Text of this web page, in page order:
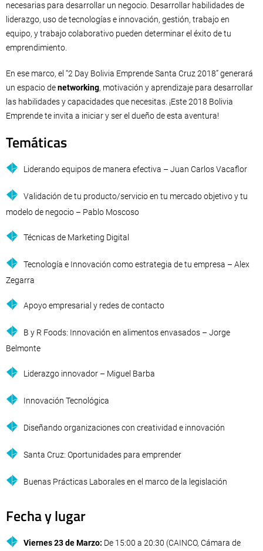
necesarias para desarrollar un negocio. Desarrollar habilidades de
liderazgo, uso de tecnologías e innovación, gestión, trabajo en
equipo, y trabajo colaborativo pueden determinar el éxito de tu
emprendimiento.
En ese marco, el “2 Day Bolivia Emprende Santa Cruz 2018” generará
un espacio denetworking, motivación y aprendizaje para desarrollar
las habilidades y capacidades que necesitas. ¡Este 2018 Bolivia
Emprende te invita a iniciar y ser el dueño de esta aventura!
Temáticas
Liderando equipos de manera efectiva – Juan Carlos Vacaflor
Validación de tu producto/servicio en tu mercado objetivo y tu
modelo de negocio – Pablo Moscoso
Técnicas de Marketing Digital
Tecnología e Innovación como estrategia de tu empresa – Alex
Zegarra
Apoyo empresarial y redes de contacto
B y R Foods: Innovación en alimentos envasados – Jorge
Belmonte
Liderazgo innovador – Miguel Barba
Innovación Tecnológica
Diseñando organizaciones con creatividad e innovación
Santa Cruz: Oportunidades para emprender
Buenas Prácticas Laborales en el marco de la legislación
Fecha y lugar
Viernes 23 de Marzo: De 15:00 a 20:30 (CAINCO, Cámara de